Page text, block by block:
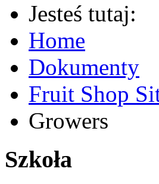
Jesteś tutaj:
Home
Dokumenty
Fruit Shop
Growers
Szkoła